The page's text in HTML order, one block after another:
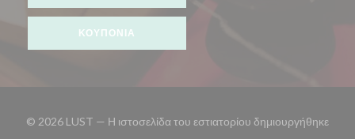
ΚΟΥΠΌΝΙΑ
© 2026 LUST — Η ιστοσελίδα του εστιατορίου δημιουργήθηκε